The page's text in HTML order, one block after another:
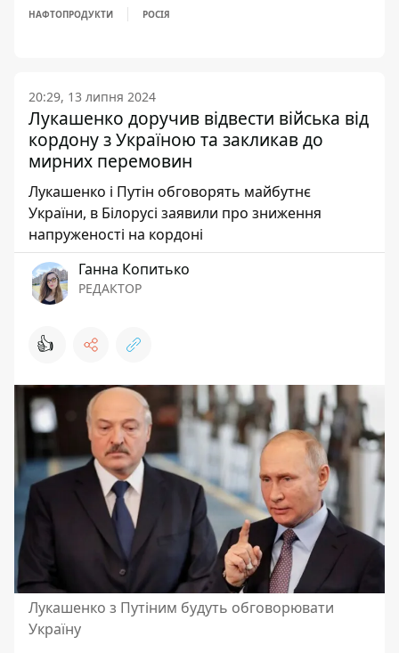
НАФТОПРОДУКТИ РОСІЯ
20:29, 13 липня 2024
Лукашенко доручив відвести війська від
кордону з Україною та закликав до
мирних перемовин
Лукашенко і Путін обговорять майбутнє
України, в Білорусі заявили про зниження
напруженості на кордоні
Ганна Копитько
РЕДАКТОР
👍
Лукашенко з Путіним будуть обговорювати
Україну